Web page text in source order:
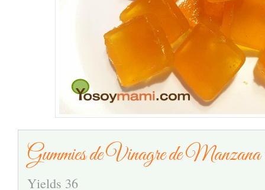
Gummies de Vinagre de Manzana
Yields 36